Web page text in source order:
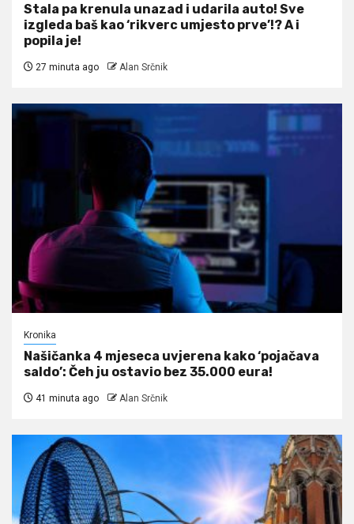
Stala pa krenula unazad i udarila auto! Sve
izgleda baš kao ‘rikverc umjesto prve’!? A i
popila je!
27 minuta ago Alan Srčnik
Kronika
Našičanka 4 mjeseca uvjerena kako ‘pojačava
saldo’: Čeh ju ostavio bez 35.000 eura!
41 minuta ago Alan Srčnik